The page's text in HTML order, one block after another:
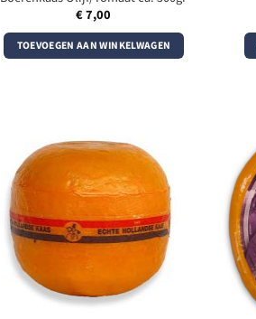
€7,00
TOEVOEGEN AAN WINKELWAGEN